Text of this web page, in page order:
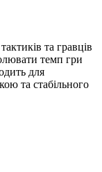
та гравців
темп гри
для
та стабільного